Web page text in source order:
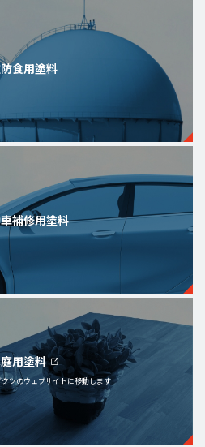
食用塗料
補修用塗料
用塗料
クツのウェブサイトに移動します